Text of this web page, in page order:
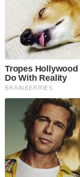
Tropes
Do With Reality
BRAINBERRIES